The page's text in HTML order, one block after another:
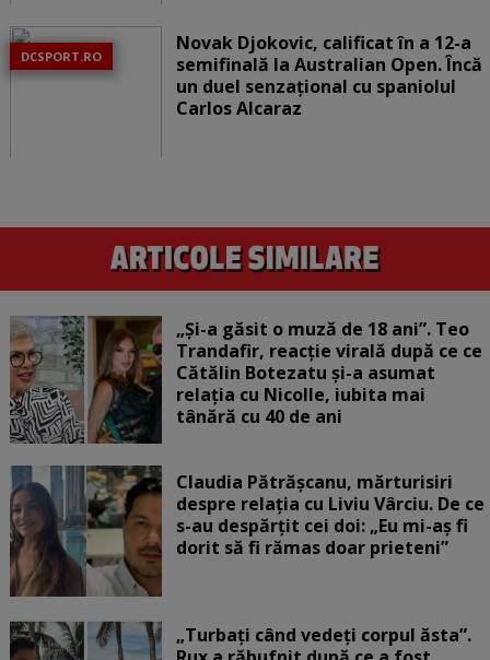
DCSPORT.RO
Novak Djokovic, calificat în a 12-a
semifinală la Australian Open. Încă
un duel senzațional cu spaniolul
Carlos Alcaraz
„Și-a găsit o muză de 18 ani”. Teo
Trandafir, reacție virală după ce ce
Cătălin Botezatu și-a asumat
relația cu Nicolle, iubita mai
tânără cu 40 de ani
Claudia Pătrășcanu, mărturisiri
despre relația cu Liviu Vârciu. De ce
s-au despărțit cei doi: „Eu mi-aș fi
dorit să fi rămas doar prieteni”
„Turbați când vedeți corpul ăsta”.